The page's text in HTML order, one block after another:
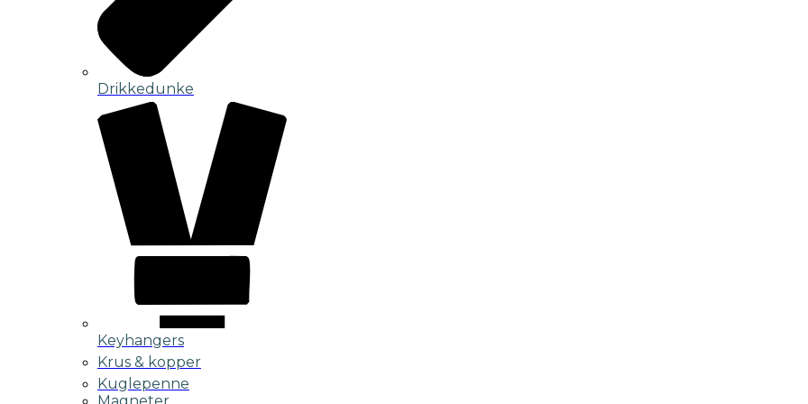
Drikkedunke
Keyhangers
Krus & kopper
Kuglepenne